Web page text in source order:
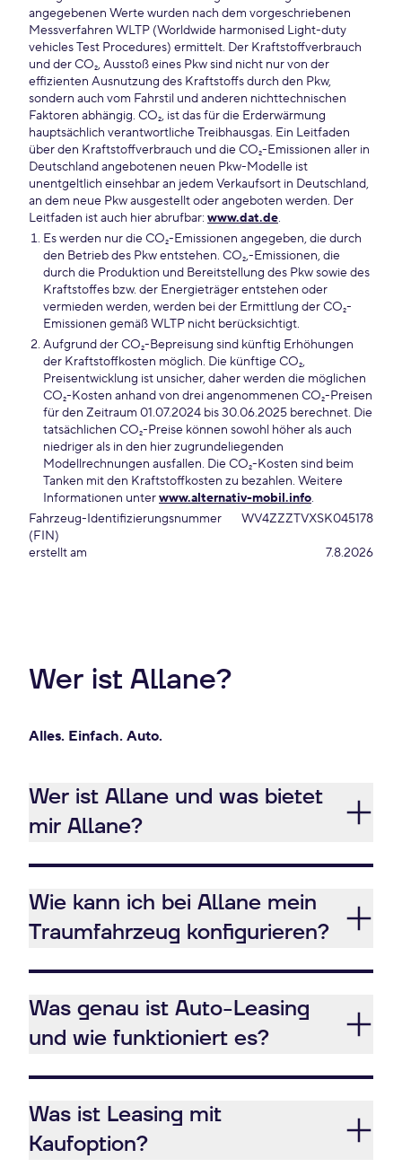
angegebenen Werte wurden nach dem vorgeschriebenen
Messverfahren WLTP (Worldwide harmonised Light-duty
vehicles Test Procedures) ermittelt. Der Kraftstoffverbrauch
und der CO₂, Ausstoß eines Pkw sind nicht nur von der
effizienten Ausnutzung des Kraftstoffs durch den Pkw,
sondern auch vom Fahrstil und anderen nichttechnischen
Faktoren abhängig. CO₂, ist das für die Erderwärmung
hauptsächlich verantwortliche Treibhausgas. Ein Leitfaden
über den Kraftstoffverbrauch und die CO₂-Emissionen aller in
Deutschland angebotenen neuen Pkw-Modelle ist
unentgeltlich einsehbar an jedem Verkaufsort in Deutschland,
an dem neue Pkw ausgestellt oder angeboten werden. Der
Leitfaden ist auch hier abrufbar: www.dat.de.
Es werden nur die CO₂-Emissionen angegeben, die durch
den Betrieb des Pkw entstehen. CO₂,-Emissionen, die
durch die Produktion und Bereitstellung des Pkw sowie des
Kraftstoffes bzw. der Energieträger entstehen oder
vermieden werden, werden bei der Ermittlung der CO₂-
Emissionen gemäß WLTP nicht berücksichtigt.
Aufgrund der CO₂-Bepreisung sind künftig Erhöhungen
der Kraftstoffkosten möglich. Die künftige CO₂,
Preisentwicklung ist unsicher, daher werden die möglichen
CO₂-Kosten anhand von drei angenommenen CO₂-Preisen
für den Zeitraum 01.07.2024 bis 30.06.2025 berechnet. Die
tatsächlichen CO₂-Preise können sowohl höher als auch
niedriger als in den hier zugrundeliegenden
Modellrechnungen ausfallen. Die CO₂-Kosten sind beim
Tanken mit den Kraftstoffkosten zu bezahlen. Weitere
Informationen unterwww.alternativ-mobil.info.
Fahrzeug-Identifizierungsnummer
(FIN)
WV4ZZZTVXSK045178
erstellt am 7.8.2026
Wer ist Allane?
Alles. Einfach. Auto.
Wer ist Allane und was bietet
mir Allane?
Wie kann ich bei Allane mein
Traumfahrzeug konfigurieren?
Was genau ist Auto-Leasing
und wie funktioniert es?
Was ist Leasing mit
Kaufoption?